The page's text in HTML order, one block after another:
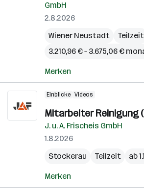
GmbH
2.8.2026
Wiener Neustadt
Teilzeit
3.210,96 € – 3.675,06 €
Merken
Einblicke Videos
Mitarbeiter Reinigung
J. u. A. Frischeis GmbH
1.8.2026
Stockerau
Teilzeit ab
Merken